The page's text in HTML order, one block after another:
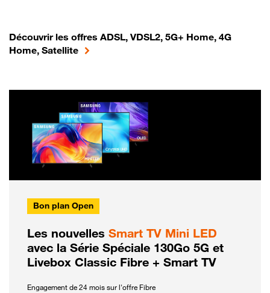
Découvrir les offres ADSL, VDSL2, 5G+ Home, 4G
Home, Satellite
Bon plan Open
Les nouvelles Smart TV Mini LED
avec la Série Spéciale 130Go 5G et
Livebox Classic Fibre + Smart TV
Engagement de 24 mois sur l'offre Fibre